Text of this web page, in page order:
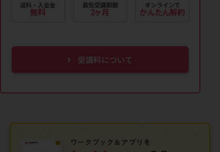
送料・入会金
無料
最短受講期間
2ヶ月
オンラインで
かんたん解約
受講料について